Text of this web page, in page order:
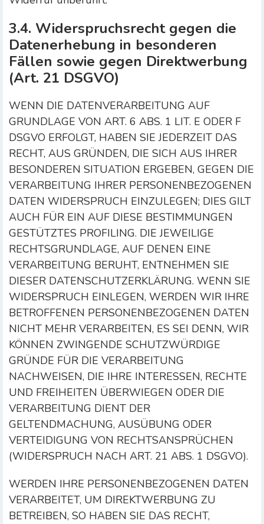
3.4. Widerspruchsrecht gegen die
Datenerhebung in besonderen
Fällen sowie gegen Direktwerbung
(Art. 21 DSGVO)
WENN DIE DATENVERARBEITUNG AUF
GRUNDLAGE VON ART. 6 ABS. 1 LIT. E ODER F
DSGVO ERFOLGT, HABEN SIE JEDERZEIT DAS
RECHT, AUS GRÜNDEN, DIE SICH AUS IHRER
BESONDEREN SITUATION ERGEBEN, GEGEN DIE
VERARBEITUNG IHRER PERSONENBEZOGENEN
DATEN WIDERSPRUCH EINZULEGEN; DIES GILT
AUCH FÜR EIN AUF DIESE BESTIMMUNGEN
GESTÜTZTES PROFILING. DIE JEWEILIGE
RECHTSGRUNDLAGE, AUF DENEN EINE
VERARBEITUNG BERUHT, ENTNEHMEN SIE
DIESER DATENSCHUTZERKLÄRUNG. WENN SIE
WIDERSPRUCH EINLEGEN, WERDEN WIR IHRE
BETROFFENEN PERSONENBEZOGENEN DATEN
NICHT MEHR VERARBEITEN, ES SEI DENN, WIR
KÖNNEN ZWINGENDE SCHUTZWÜRDIGE
GRÜNDE FÜR DIE VERARBEITUNG
NACHWEISEN, DIE IHRE INTERESSEN, RECHTE
UND FREIHEITEN ÜBERWIEGEN ODER DIE
VERARBEITUNG DIENT DER
GELTENDMACHUNG, AUSÜBUNG ODER
VERTEIDIGUNG VON RECHTSANSPRÜCHEN
(WIDERSPRUCH NACH ART. 21 ABS. 1 DSGVO).
WERDEN IHRE PERSONENBEZOGENEN DATEN
VERARBEITET, UM DIREKTWERBUNG ZU
BETREIBEN, SO HABEN SIE DAS RECHT,